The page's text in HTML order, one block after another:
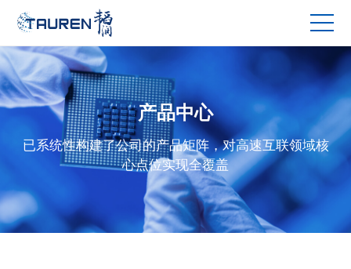
产品中心
已系统性构建了公司的产品矩阵，对高速互联领域核
心点位实现全覆盖